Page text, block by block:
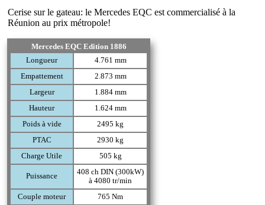
Cerise sur le gateau: le Mercedes EQC est commercialisé à la
Réunion au prix métropole!
Mercedes EQC Edition 1886
Longueur
4.761 mm
Empattement
2.873 mm
Largeur
1.884 mm
Hauteur
1.624 mm
Poids à vide
2495 kg
PTAC
2930 kg
Charge Utile
505 kg
Puissance
408 ch DIN (300kW)
à 4080 tr/min
Couple moteur
765 Nm